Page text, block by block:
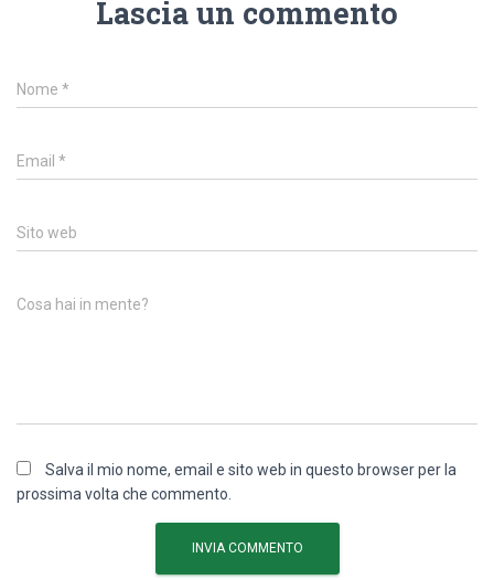
Lascia un commento
Nome *
Email *
Sito web
Cosa hai in mente?
Salva il mio nome, email e sito web in questo browser per la
prossima volta che commento.